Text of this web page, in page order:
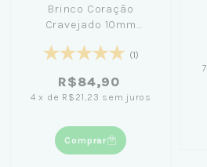
Brinco Coração
Cravejado 10mm
(1)
R$84,90
4 x de R$21,23 sem juros
Comprar
7